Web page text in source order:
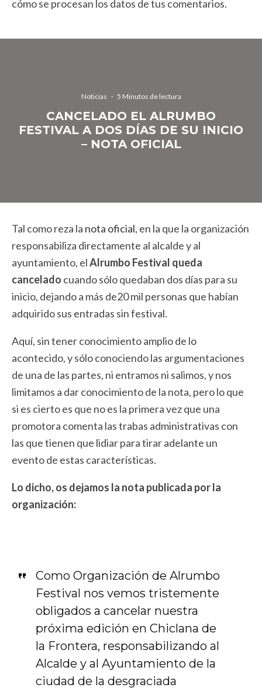
cómo se procesan los datos de tus comentarios.
Noticias · 5 Minutos de lectura
CANCELADO EL ALRUMBO
FESTIVAL A DOS DÍAS DE SU INICIO
– NOTA OFICIAL
Tal como reza la nota oficial, en la que la organización
responsabiliza directamente al alcalde y al
ayuntamiento, elAlrumbo Festival queda
cancelado cuando sólo quedaban dos días para su
inicio, dejando a más de20 mil personas que habían
adquirido sus entradas sin festival.
Aquí, sin tener conocimiento amplio de lo
acontecido, y sólo conociendo las argumentaciones
de una de las partes, ni entramos ni salimos, y nos
limitamos a dar conocimiento de la nota, pero lo que
si es cierto es que no es la primera vez que una
promotora comenta las trabas administrativas con
las que tienen que lidiar para tirar adelante un
evento de estas características.
Lo dicho, os dejamos la nota publicada por la
organización:
Como Organización de Alrumbo
Festival nos vemos tristemente
obligados a cancelar nuestra
próxima edición en Chiclana de
la Frontera, responsabilizando al
Alcalde y al Ayuntamiento de la
ciudad de la desgraciada